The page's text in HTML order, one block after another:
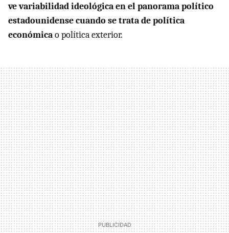
ve variabilidad ideológica en el panorama político
estadounidense cuando se trata de política
económicao política exterior.